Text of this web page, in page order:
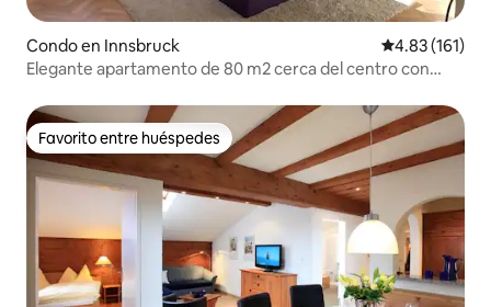
Condo en Innsbruck Calificación
4.83 (161)
Elegante apartamento de 80 m2 cerca del centro con
Favorito entre huéspedes
Favorito entre huéspedes